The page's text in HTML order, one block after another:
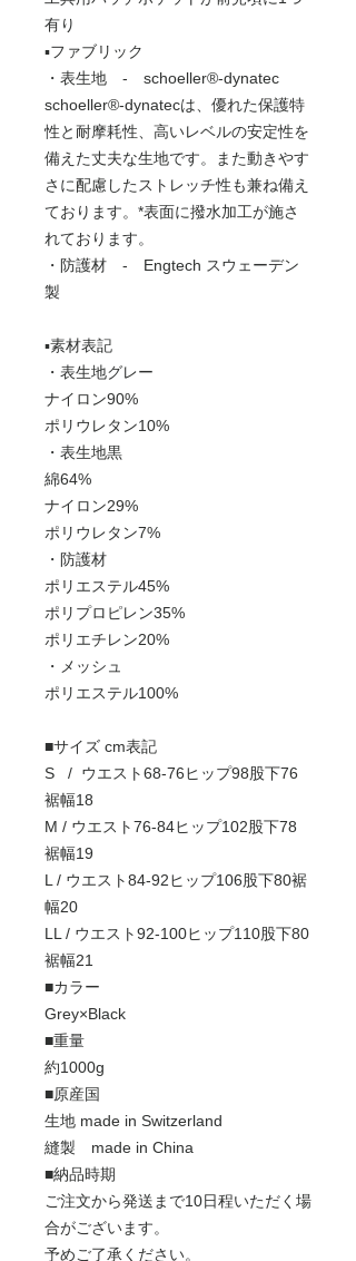
有り
▪️ファブリック
・表生地 - schoeller®-dynatec
schoeller®-dynatecは、優れた保護特
性と耐摩耗性、高いレベルの安定性を
備えた丈夫な生地です。また動きやす
さに配慮したストレッチ性も兼ね備え
ております。*表面に撥水加工が施さ
れております。
・防護材 - Engtech スウェーデン
製
▪️素材表記
・表生地グレー
ナイロン90%
ポリウレタン10%
・表生地黒
綿64%
ナイロン29%
ポリウレタン7%
・防護材
ポリエステル45%
ポリプロピレン35%
ポリエチレン20%
・メッシュ
ポリエステル100%
■サイズ cm表記
S / ウエスト68-76ヒップ98股下76
裾幅18
M / ウエスト76-84ヒップ102股下78
裾幅19
L / ウエスト84-92ヒップ106股下80裾
幅20
LL / ウエスト92-100ヒップ110股下80
裾幅21
■カラー
Grey×Black
■重量
約1000g
■原産国
生地 made in Switzerland
縫製 made in China
■納品時期
ご注文から発送まで10日程いただく場
合がございます。
予めご了承ください。